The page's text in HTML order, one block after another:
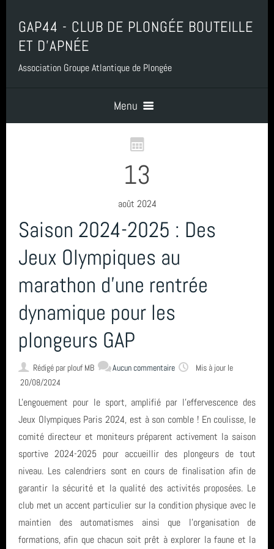
GAP44 - CLUB DE PLONGÉE BOUTEILLE
ET D'APNÉE
Association Groupe Atlantique de Plongée
Menu
Accueil
Contact
Boutique, Baptême, Billetterie et Adhésion
Nous situer
Statuts, règlement intérieur, charte formation, ... ⚓
Calendrier
Horaire des marées
Espace privé GAP - Encadrants et Directeurs de plongée 🐠
Catégories
13
août 2024
Saison 2024-2025 : Des
Jeux Olympiques au
marathon d'une rentrée
dynamique pour les
plongeurs GAP
Rédigé parplouf MB Aucun commentaire
Mis à jour le
20/08/2024
L'engouement pour le sport, amplifié par l'effervescence des
Jeux Olympiques Paris 2024, est à son comble ! En coulisse, le
comité directeur et moniteurs préparent activement la saison
sportive 2024-2025 pour accueillir des plongeurs de tout
niveau. Les calendriers sont en cours de finalisation afin de
garantir la sécurité et la qualité des activités proposées. Le
club met un accent particulier sur la condition physique avec le
maintien des automatismes ainsi que l'organisation de
formations, afin que chacun soit prêt à explorer la faune et la